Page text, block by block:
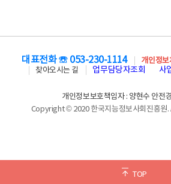
TOP
대표전화 ☏ 053-230-1114 개인정보
찾아오시는 길
업무담당자조회 사
개인정보보호책임자 : 양현수 안전
Copyright © 2020 한국지능정보사회진흥원